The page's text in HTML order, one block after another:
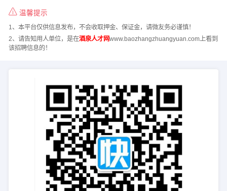
温馨提示
1、本平台仅供信息发布，不会收取押金、保证金，请微友务必谨慎！
2、请告知用人单位，是在酒泉人才网www.baozhangzhuangyuan.com上看到
该招聘信息的！